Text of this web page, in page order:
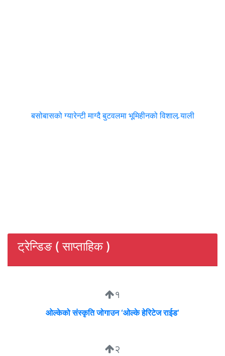
बसोबासको ग्यारेन्टी माग्दै बुटवलमा भूमिहीनको विशाल र्‍याली
ट्रेन्डिङ ( साप्ताहिक )
१
ओल्केको संस्कृति जोगाउन ‘ओल्के हेरिटेज राईड’
२